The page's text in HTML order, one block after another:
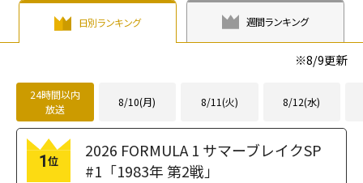
日別ランキング 週間ランキング
※8/9更新
24時間以内
放送
8/10(月) 8/11(火) 8/12(水)
1位
2026 FORMULA 1 サマーブレイクSP
#1「1983年 第2戦」